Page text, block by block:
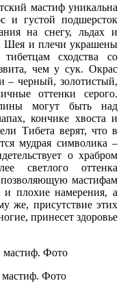
мастиф уникальна
и густой подшерсток
на снегу, льдах и
Шея и плечи украшены
сходства со
чем у сук. Окрас
– черный, золотистый,
оттенки серого.
могут быть над
кончике хвоста и
Тибета верят, что в
мудрая символика –
о храбром
светлого оттенка
мастифам
и плохие намерения, а
же, присутствие этих
принесет здоровье